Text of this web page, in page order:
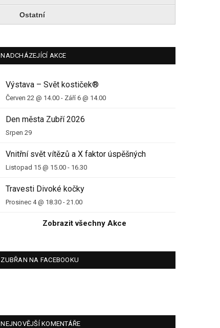
Ostatní
NADCHÁZEJÍCÍ AKCE
Výstava – Svět kostiček®
Červen 22 @ 14.00 - Září 6 @ 14.00
Den města Zubří 2026
Srpen 29
Vnitřní svět vítězů a X faktor úspěšných
Listopad 15 @ 15.00 - 16.30
Travesti Divoké kočky
Prosinec 4 @ 18.30 -21.00
Zobrazit všechny Akce
ZUBŘAN NA FACEBOOKU
NEJNOVĚJŠÍ KOMENTÁŘE